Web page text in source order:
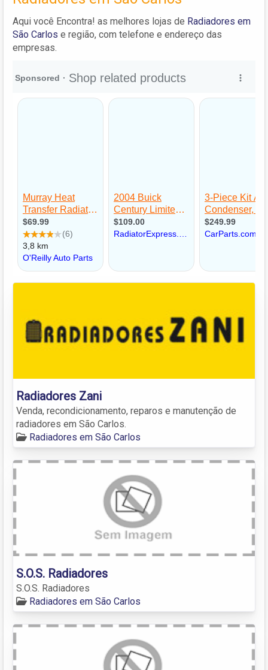
Aqui você Encontra! as melhores lojas de Radiadores em
São Carlos e região, com telefone e endereço das
empresas.
Radiadores Zani
Venda, recondicionamento, reparos e manutenção de
radiadores em São Carlos.
Radiadores em São Carlos
S.O.S. Radiadores
S.O.S. Radiadores
Radiadores em São Carlos